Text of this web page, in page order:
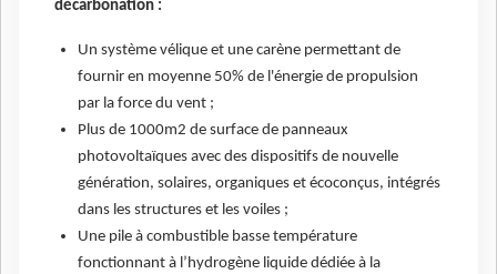
décarbonation :
Un système vélique et une carène permettant de
fournir en moyenne 50% de l'énergie de propulsion
par la force du vent ;
Plus de 1000m2 de surface de panneaux
photovoltaïques avec des dispositifs de nouvelle
génération, solaires, organiques et écoconçus, intégrés
dans les structures et les voiles ;
Une pile à combustible basse température
fonctionnant à l’hydrogène liquide dédiée à la